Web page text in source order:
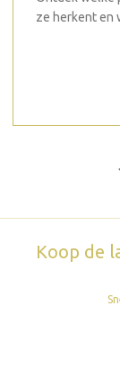
ze herkent en
Koop de